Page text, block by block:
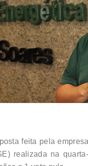
feita pela
realizada na